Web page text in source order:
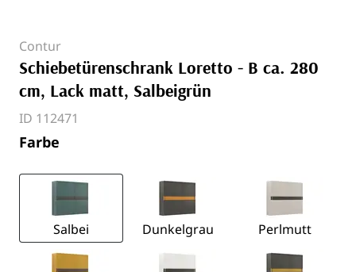
Contur
Schiebetürenschrank Loretto - B ca. 280
cm, Lack matt, Salbeigrün
ID 112471
Farbe
Salbei Dunkelgrau Perlmutt